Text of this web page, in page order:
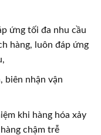
ứng tối đa nhu cầu
hàng, luôn đáp ứng
biên nhận vận
khi hàng hóa xảy
chậm trễ